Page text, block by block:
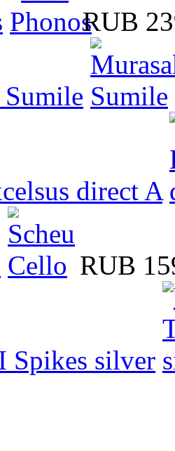
RUB
direct A
RUB
Spikes silver